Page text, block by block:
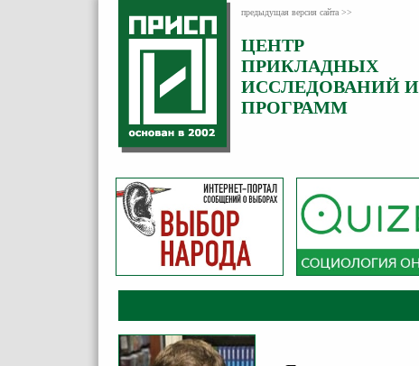
предыдущая версия сайта >>
ЦЕНТР
ПРИКЛАДНЫХ
ИССЛЕДОВАНИЙ И
ПРОГРАММ